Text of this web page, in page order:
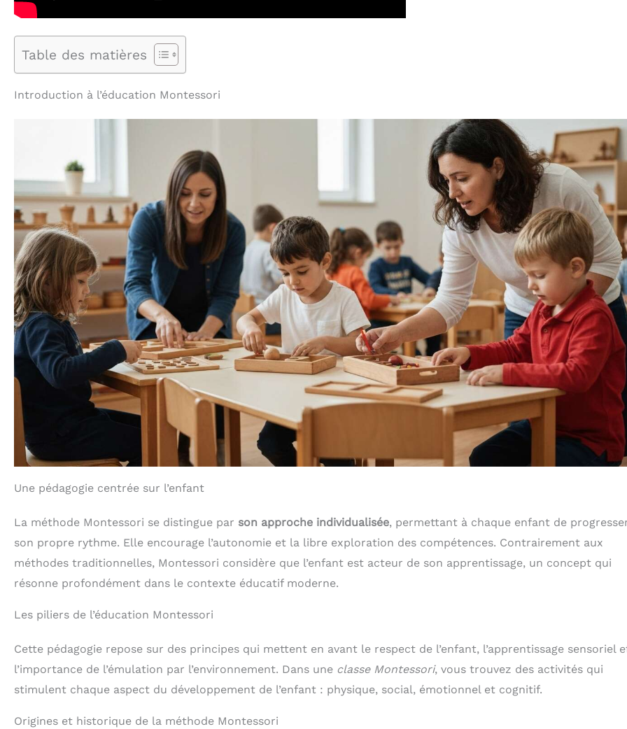
Table des matières
Introduction à l’éducation Montessori
Une pédagogie centrée sur l’enfant
La méthode Montessori se distingue par son approche individualisée, permettant à chaque enfant de
son propre rythme. Elle encourage l’autonomie et la libre exploration des compétences. Contrairement aux
méthodes traditionnelles, Montessori considère que l’enfant est acteur de son apprentissage, un concept qui
résonne profondément dans le contexte éducatif moderne.
Les piliers de l’éducation Montessori
Cette pédagogie repose sur des principes qui mettent en avant le respect de l’enfant, l’apprentissage sensoriel
l’importance de l’émulation par l’environnement. Dans une classe Montessori, vous trouvez des activités qui
stimulent chaque aspect du développement de l’enfant : physique, social, émotionnel et cognitif.
Origines et historique de la méthode Montessori